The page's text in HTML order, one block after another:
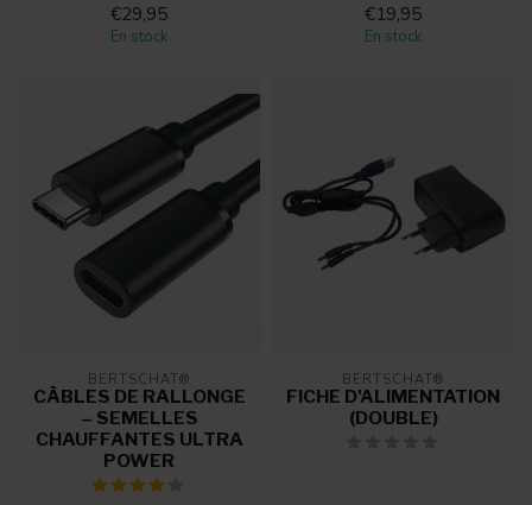
€29,95
En stock
€19,95
En stock
BERTSCHAT®
CÂBLES DE RALLONGE
– SEMELLES
CHAUFFANTES ULTRA
POWER
BERTSCHAT®
FICHE D'ALIMENTATION
(DOUBLE)